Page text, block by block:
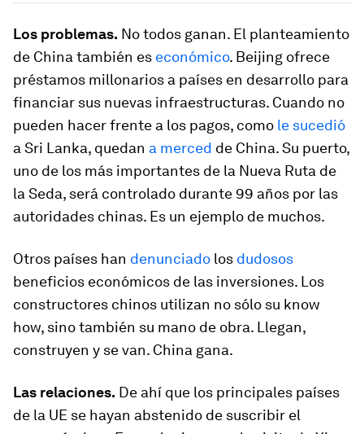
Los problemas. No todos ganan. El planteamiento
de China también es económico. Beijing ofrece
préstamos millonarios a países en desarrollo para
financiar sus nuevas infraestructuras. Cuando no
pueden hacer frente a los pagos, como le sucedió
a Sri Lanka, quedan a merced de China. Su puerto,
uno de los más importantes de la Nueva Ruta de
la Seda, será controlado durante 99 años por las
autoridades chinas. Es un ejemplo de muchos.
Otros países han denunciado los dudosos
beneficios económicos de las inversiones. Los
constructores chinos utilizan no sólo su know
how, sino también su mano de obra. Llegan,
construyen y se van. China gana.
Las relaciones. De ahí que los principales países
de la UE se hayan abstenido de suscribir el